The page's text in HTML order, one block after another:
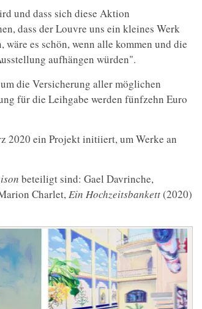
und dass sich diese Aktion
dass der Louvre uns ein kleines Werk
es schön, wenn alle kommen und die
aufhängen würden".
die Versicherung aller möglichen
für die Leihgabe werden fünfzehn Euro
2020 ein Projekt initiiert, um Werke an
beteiligt sind: Gael Davrinche,
Charlet,Ein Hochzeitsbankett(2020)